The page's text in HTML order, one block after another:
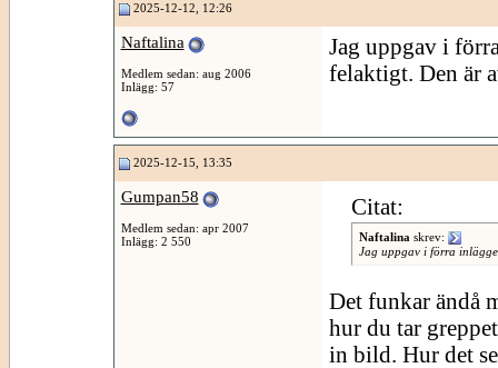
2025-12-12, 12:26
Naftalina
Medlem sedan: aug 2006
Inlägg: 57
Jag uppgav i
felaktigt. Den är
2025-12-15, 13:35
Gumpan58
Medlem sedan: apr 2007
Inlägg: 2 550
Citat:
Naftalina skrev:
Jag uppgav i förra
Det funkar ändå
hur du tar
in bild. Hur det